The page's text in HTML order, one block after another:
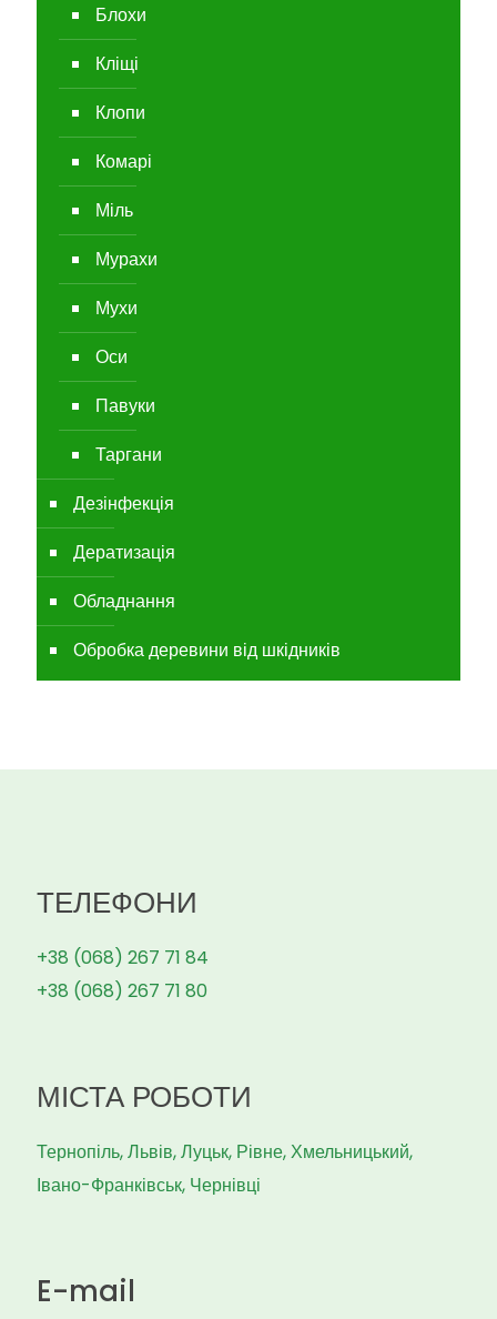
Блохи
Кліщі
Клопи
Комарі
Міль
Мурахи
Мухи
Оси
Павуки
Таргани
Дезінфекція
Дератизація
Обладнання
Обробка деревини від шкідників
ТЕЛЕФОНИ
+38 (068) 267 71 84
+38 (068) 267 71 80
МІСТА РОБОТИ
Тернопіль, Львів, Луцьк, Рівне, Хмельницький,
Івано-Франківськ, Чернівці
E-mail